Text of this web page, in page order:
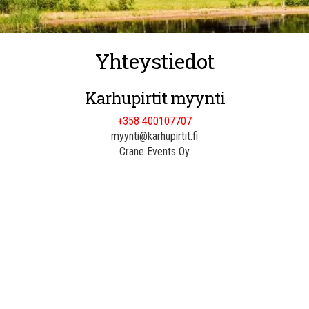
Yhteystiedot
Karhupirtit myynti
+358 400107707
myynti@karhupirtit.fi
Crane Events Oy